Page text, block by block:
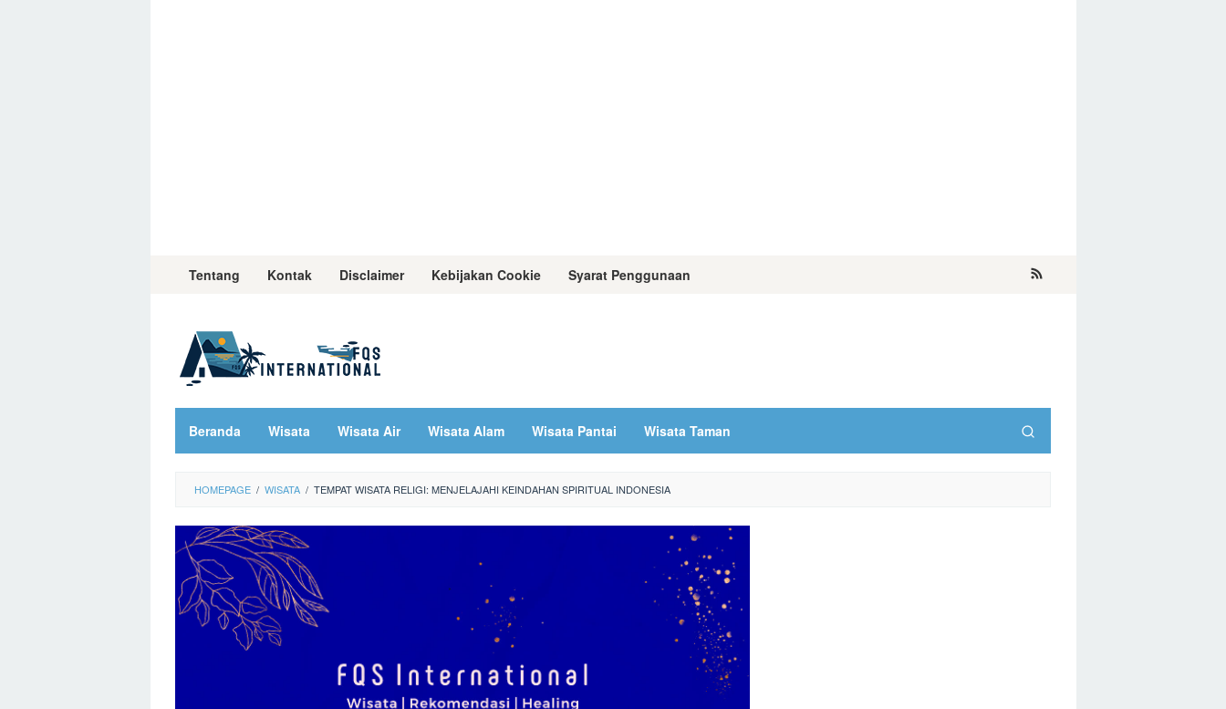
Tentang Kontak Disclaimer Kebijakan Cookie Syarat Penggunaan
Beranda Wisata Wisata Air Wisata Alam Wisata Pantai Wisata Taman
HOMEPAGE / WISATA / TEMPAT WISATA RELIGI: MENJELAJAHI KEINDAHAN SPIRITUAL INDONESIA